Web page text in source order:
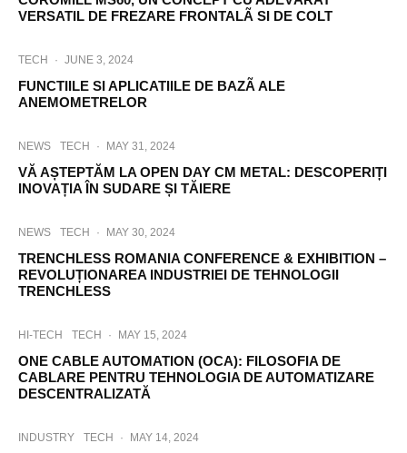
VERSATIL DE FREZARE FRONTALÃ SI DE COLT
TECH · JUNE 3, 2024
FUNCTIILE SI APLICATIILE DE BAZÃ ALE
ANEMOMETRELOR
NEWS TECH · MAY 31, 2024
VĂ AȘTEPTĂM LA OPEN DAY CM METAL: DESCOPERIȚI
INOVAȚIA ÎN SUDARE ȘI TĂIERE
NEWS TECH · MAY 30, 2024
TRENCHLESS ROMANIA CONFERENCE & EXHIBITION –
REVOLUȚIONAREA INDUSTRIEI DE TEHNOLOGII
TRENCHLESS
HI-TECH TECH · MAY 15, 2024
ONE CABLE AUTOMATION (OCA): FILOSOFIA DE
CABLARE PENTRU TEHNOLOGIA DE AUTOMATIZARE
DESCENTRALIZATĂ
INDUSTRY TECH · MAY 14, 2024